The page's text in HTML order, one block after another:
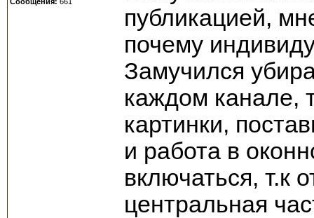
публикацией,
почему
Замучился
каждом канале,
картинки,
и работа в
включаться, т.к
центральная